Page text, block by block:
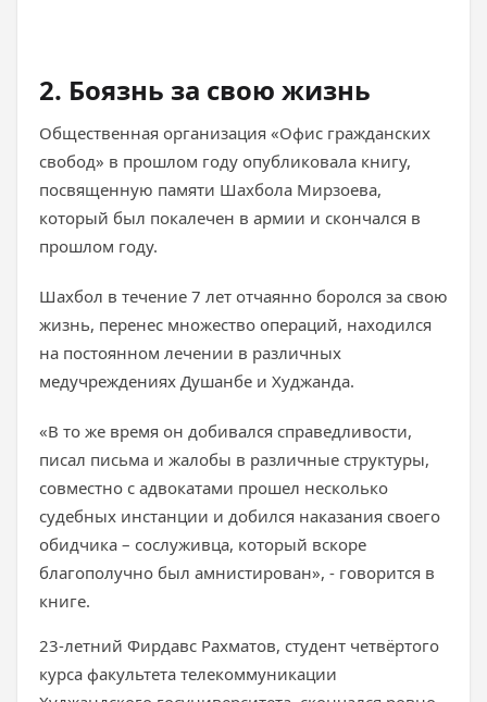
2. Боязнь за свою жизнь
Общественная организация «Офис гражданских
свобод» в прошлом году опубликовала книгу,
посвященную памяти Шахбола Мирзоева,
который был покалечен в армии и скончался в
прошлом году.
Шахбол в течение 7 лет отчаянно боролся за свою
жизнь, перенес множество операций, находился
на постоянном лечении в различных
медучреждениях Душанбе и Худжанда.
«В то же время он добивался справедливости,
писал письма и жалобы в различные структуры,
совместно с адвокатами прошел несколько
судебных инстанции и добился наказания своего
обидчика – сослуживца, который вскоре
благополучно был амнистирован», - говорится в
книге.
23-летний Фирдавс Рахматов, студент четвёртого
курса факультета телекоммуникации